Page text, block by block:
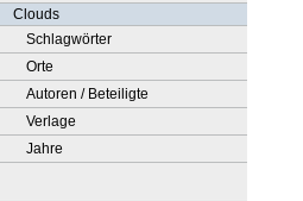
Clouds
Schlagwörter
Orte
Autoren / Beteiligte
Verlage
Jahre